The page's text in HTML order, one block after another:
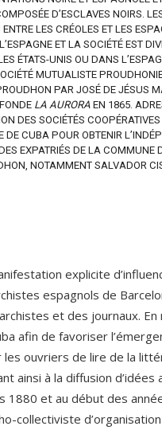
D’ESCLAVES NOIRS.
LES CRÉOLES ET LES
ET LA SOCIÉTÉ EST
ÉTATS-UNIS OU DANS
MUTUALISTE
PAR JOSÉ DE JÉSUS
LA AURORA EN 1865.
DES SOCIÉTÉS
DE CUBA POUR OBTENIR
EXPATRIÉS DE LA COMMUNE
NOTAMMENT SALVADOR
explicite
espagnols de
et des journaux.
afin de favoriser
ouvriers de lire de la
ainsi à la diffusion d’idées
1880 et au début des
collectiviste d’organisation